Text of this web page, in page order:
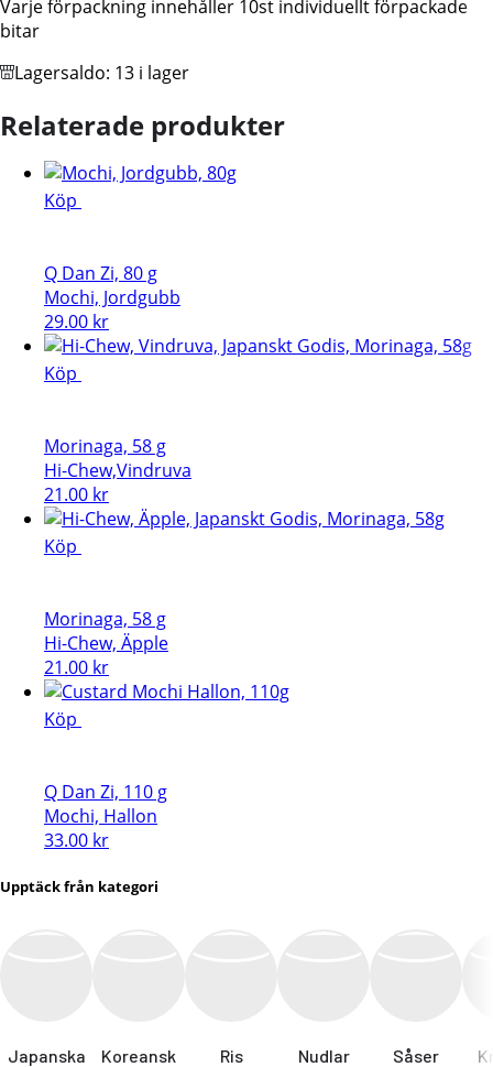
Varje förpackning innehåller 10st individuellt förpackade
bitar
Lagersaldo: 13 i lager
Relaterade produkter
Köp
Q Dan Zi, 80 g
Mochi, Jordgubb
29.00 kr
Köp
Morinaga, 58 g
Hi-Chew,Vindruva
21.00 kr
Köp
Morinaga, 58 g
Hi-Chew, Äpple
21.00 kr
Köp
Q Dan Zi, 110 g
Mochi, Hallon
33.00 kr
Upptäck från kategori
Japanska
Koreansk
Ris Nudlar Såser